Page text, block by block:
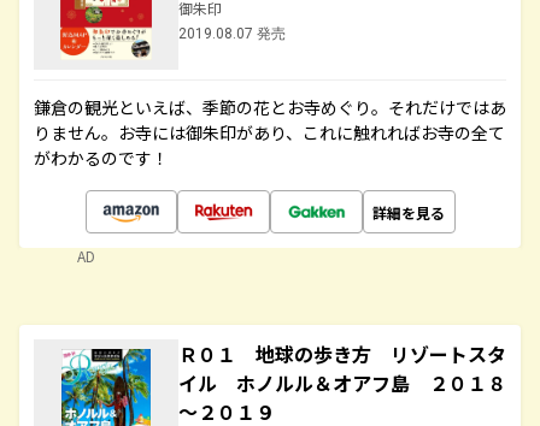
御朱印
2019.08.07 発売
鎌倉の観光といえば、季節の花とお寺めぐり。それだけではあ
りません。お寺には御朱印があり、これに触れればお寺の全て
がわかるのです！
詳細を見る
AD
Ｒ０１ 地球の歩き方 リゾートスタ
イル ホノルル＆オアフ島 ２０１８
～２０１９